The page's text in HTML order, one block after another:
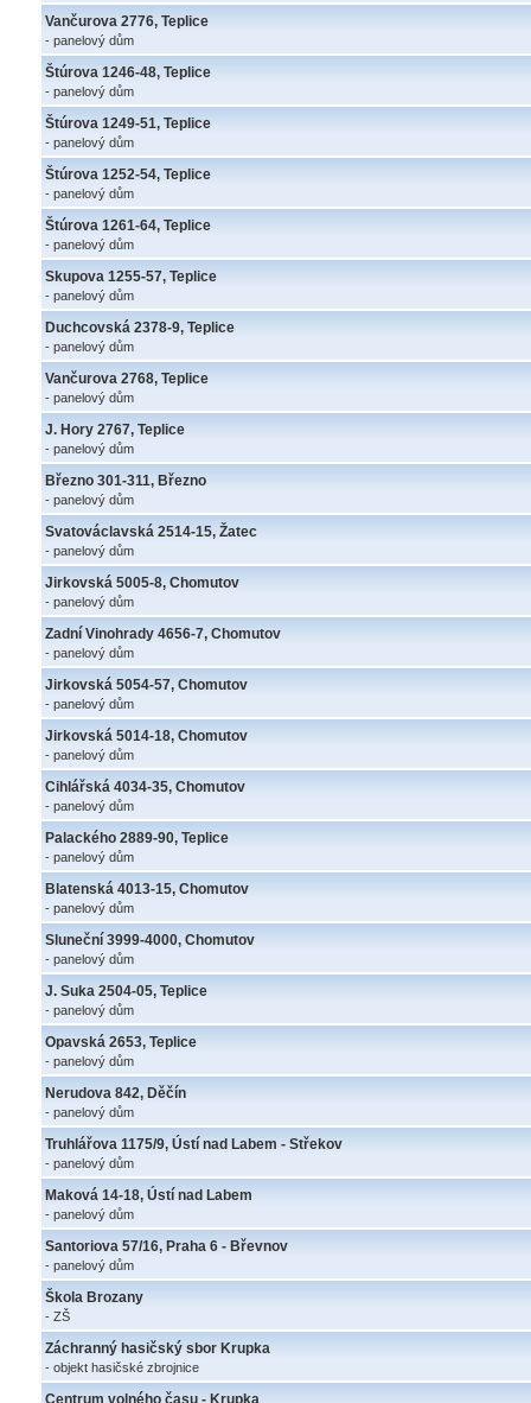
Vančurova 2776, Teplice
- panelový dům
Štúrova 1246-48, Teplice
- panelový dům
Štúrova 1249-51, Teplice
- panelový dům
Štúrova 1252-54, Teplice
- panelový dům
Štúrova 1261-64, Teplice
- panelový dům
Skupova 1255-57, Teplice
- panelový dům
Duchcovská 2378-9, Teplice
- panelový dům
Vančurova 2768, Teplice
- panelový dům
J. Hory 2767, Teplice
- panelový dům
Březno 301-311, Březno
- panelový dům
Svatováclavská 2514-15, Žatec
- panelový dům
Jirkovská 5005-8, Chomutov
- panelový dům
Zadní Vinohrady 4656-7, Chomutov
- panelový dům
Jirkovská 5054-57, Chomutov
- panelový dům
Jirkovská 5014-18, Chomutov
- panelový dům
Cihlářská 4034-35, Chomutov
- panelový dům
Palackého 2889-90, Teplice
- panelový dům
Blatenská 4013-15, Chomutov
- panelový dům
Sluneční 3999-4000, Chomutov
- panelový dům
J. Suka 2504-05, Teplice
- panelový dům
Opavská 2653, Teplice
- panelový dům
Nerudova 842, Děčín
- panelový dům
Truhlářova 1175/9, Ústí nad Labem - Střekov
- panelový dům
Maková 14-18, Ústí nad Labem
- panelový dům
Santoriova 57/16, Praha 6 - Břevnov
- panelový dům
Škola Brozany
- ZŠ
Záchranný hasičský sbor Krupka
- objekt hasičské zbrojnice
Centrum volného času - Krupka